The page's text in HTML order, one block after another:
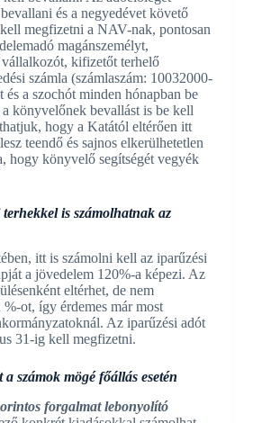
és a negyedévet követő
megfizetni a NAV-nak, pontosan
magánszemélyt,
kifizetőt terhelő
számla (számlaszám: 10032000-
a szochót minden hónapban be
könyvelőnek bevallást is be kell
hogy a Katától eltérően itt
teendő és sajnos elkerülhetetlen
hogy könyvelő segítségét vegyék
is számolhatnak az
itt is számolni kell az iparűzési
a jövedelem 120%-a képezi. Az
eltérhet, de nem
%-ot, így érdemes már most
Az iparűzési adót
31-ig kell megfizetni.
számok mögé főállás esetén
forgalmat lebonyolító